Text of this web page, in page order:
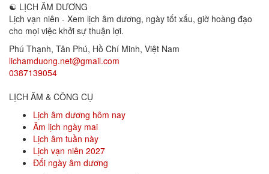
☯ LỊCH ÂM DƯƠNG
Lịch vạn niên - Xem lịch âm dương, ngày tốt xấu, giờ hoàng đạo
cho mọi việc khởi sự thuận lợi.
Phú Thạnh, Tân Phú, Hồ Chí Minh, Việt Nam
lichamduong.net@gmail.com
0387139054
LỊCH ÂM & CÔNG CỤ
Lịch âm dương hôm nay
Âm lịch ngày mai
Lịch âm tuần này
Lịch vạn niên 2027
Đổi ngày âm dương